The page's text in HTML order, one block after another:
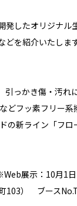
したオリジナル
を紹介いたします
っかき傷・汚れ
フッ素フリー系
の新ライン「フロ
展示：10月1
103） ブース